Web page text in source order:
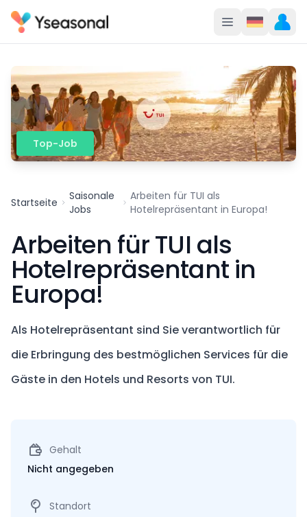
Top-Job
Startseite
Saisonale
Jobs
Arbeiten für TUI als
Hotelrepräsentant in Europa!
Arbeiten für TUI als
Hotelrepräsentant in
Europa!
Als Hotelrepräsentant sind Sie verantwortlich für
die Erbringung des bestmöglichen Services für die
Gäste in den Hotels und Resorts von TUI.
Gehalt
Nicht angegeben
Standort